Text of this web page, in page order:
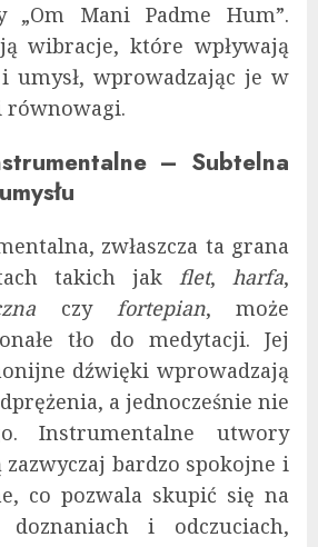
„Om Mani Padme Hum”.
wibracje, które wpływają
umysł, wprowadzając je w
równowagi.
– Subtelna
zwłaszcza ta grana
takich jak flet, harfa,
czy fortepian, może
tło do medytacji. Jej
dźwięki wprowadzają
a jednocześnie nie
Instrumentalne utwory
zazwyczaj bardzo spokojne i
co pozwala skupić się na
doznaniach i odczuciach,